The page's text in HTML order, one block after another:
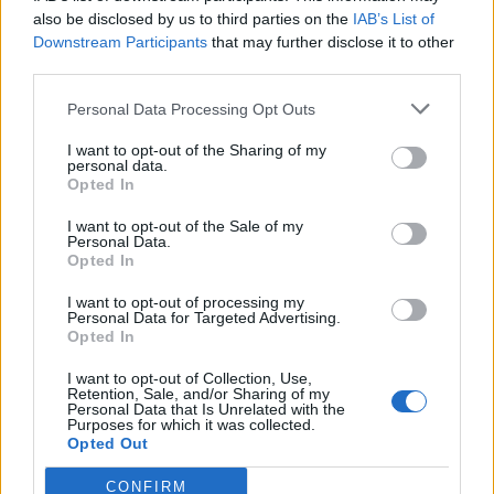
also be disclosed by us to third parties on the IAB’s List of
Downstream Participants that may further disclose it to other
Personal Data Processing Opt Outs
I want to opt-out of the Sharing of my
personal data.
Opted In
I want to opt-out of the Sale of my
Personal Data.
Opted In
I want to opt-out of processing my
Personal Data for Targeted Advertising.
Opted In
I want to opt-out of Collection, Use,
Retention, Sale, and/or Sharing of my
Personal Data that Is Unrelated with the
Purposes for which it was collected.
Opted Out
CONFIRM
Kiderült a népszerű hazai termékek sötét titka:
azonnali visszahívást rendelt el a hatóság
A laboratóriumi elemzések rámutattak, hogy a címkéken
szereplő adatok sokszor jelentősen eltértek a valóságtól.